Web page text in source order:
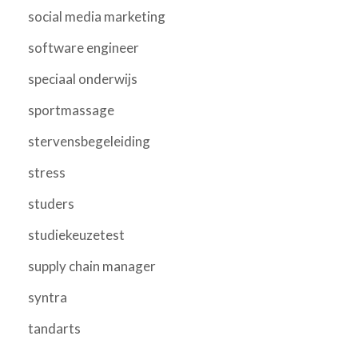
social media marketing
software engineer
speciaal onderwijs
sportmassage
stervensbegeleiding
stress
studers
studiekeuzetest
supply chain manager
syntra
tandarts